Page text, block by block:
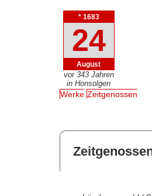
* 1683
24
August
vor 343 Jahren
in Honsolgen
Werke Zeitgenossen